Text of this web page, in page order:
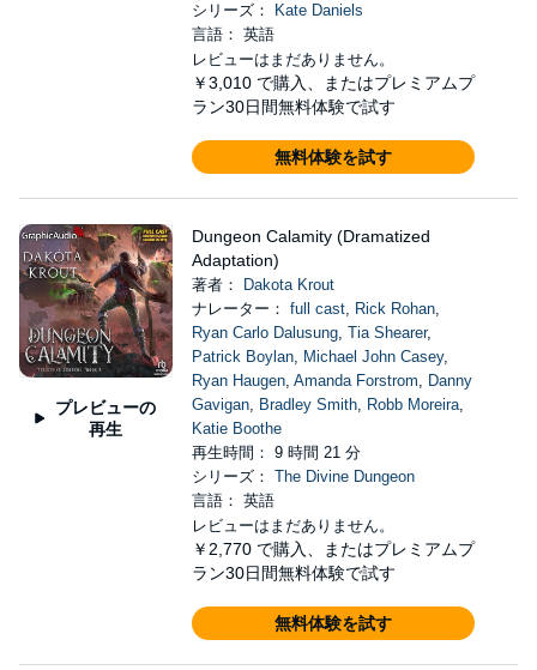
シリーズ：
Kate Daniels
言語： 英語
レビューはまだありません。
￥3,010 で購入、またはプレミアムプ
ラン30日間無料体験で試す
無料体験を試す
プレビューの
再生
Dungeon Calamity (Dramatized
Adaptation)
著者：
Dakota Krout
ナレーター： full cast, Rick Rohan,
Ryan Carlo Dalusung, Tia Shearer,
Patrick Boylan, Michael John Casey,
Ryan Haugen, Amanda Forstrom, Danny
Gavigan, Bradley Smith, Robb Moreira,
Katie Boothe
再生時間： 9 時間 21 分
シリーズ： The Divine Dungeon
言語： 英語
レビューはまだありません。
￥2,770 で購入、またはプレミアムプ
ラン30日間無料体験で試す
無料体験を試す